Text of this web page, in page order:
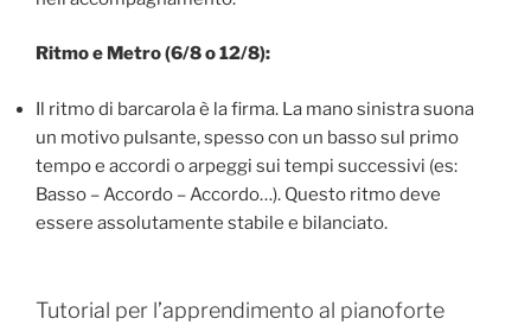
Ritmo e Metro (6/8 o 12/8):
Il ritmo di barcarola è la firma. La mano sinistra suona
un motivo pulsante, spesso con un basso sul primo
tempo e accordi o arpeggi sui tempi successivi (es:
Basso – Accordo – Accordo…). Questo ritmo deve
essere assolutamente stabile e bilanciato.
Tutorial per l’apprendimento al pianoforte